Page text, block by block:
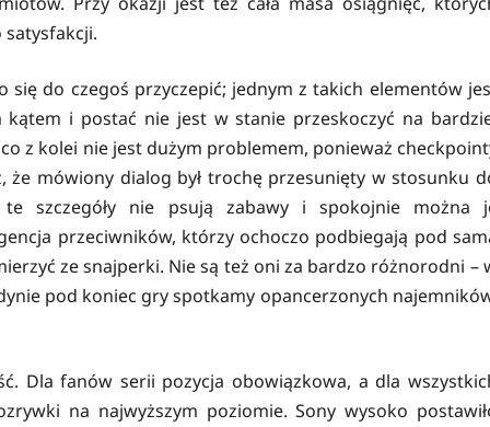
do czegoś przyczepić; jednym z takich elementów
i postać nie jest w stanie przeskoczyć na
z kolei nie jest dużym problemem, ponieważ
że mówiony dialog był trochę przesunięty w stosunku
szczegóły nie psują zabawy i spokojnie można
przeciwników, którzy ochoczo podbiegają pod
ze snajperki. Nie są też oni za bardzo różnorodni –
pod koniec gry spotkamy opancerzonych
Dla fanów serii pozycja obowiązkowa, a dla
na najwyższym poziomie. Sony wysoko